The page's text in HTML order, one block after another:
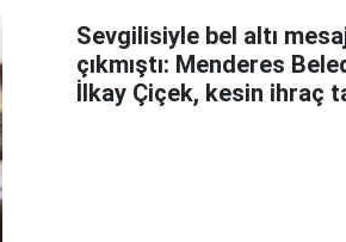
Sevgilisiyle bel altı
çıkmıştı: Menderes
İlkay Çiçek, kesin ihraç